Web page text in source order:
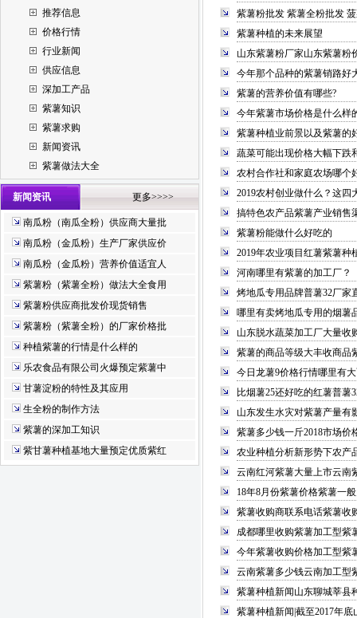
推荐信息
价格行情
行业新闻
供应信息
深加工产品
紫薯知识
紫薯求购
新闻资讯
紫薯做法大全
新闻资讯 更多>>>>
南瓜粉（南瓜全粉）供应商大量批
南瓜粉（金瓜粉）生产厂家供应价
南瓜粉（金瓜粉）营养价值适宜人
紫薯粉（紫薯全粉）做法大全食用
紫薯粉供应商批发价现货销售
紫薯粉（紫薯全粉）的厂家价格批
种植紫薯的行情是什么样的
乐农食品有限公司火爆预定紫薯中
甘薯淀粉的特性及其应用
生全粉的制作方法
紫薯的深加工知识
紫甘薯种植基地大量预定优质紫红
紫薯粉批发 紫薯全粉批发
紫薯种植的未来展望
山东紫薯粉厂家山东紫薯粉
今年那个品种的紫薯销路好
紫薯的营养价值有哪些?
今年紫薯市场价格是什么样
紫薯种植业前景以及紫薯的
蔬菜可能出现价格大幅下跌
农村合作社和家庭农场哪个
2019农村创业做什么？这四
搞特色农产品紫薯产业销售
紫薯粉能做什么好吃的
2019年农业项目红薯紫薯种
河南哪里有紫薯的加工厂？
烤地瓜专用品牌普薯32厂家
哪里有卖烤地瓜专用的烟薯
山东脱水蔬菜加工厂大量收
紫薯的商品等级大丰收商品
今日龙薯9价格行情哪里有
比烟薯25还好吃的红薯普薯
山东发生水灾对紫薯产量有
紫薯多少钱一斤2018市场价
农业种植分析新形势下农产
云南红河紫薯大量上市云南
18年8月份紫薯价格紫薯一
紫薯收购商联系电话紫薯收
成都哪里收购紫薯加工型紫
今年紫薯收购价格加工型紫
云南紫薯多少钱云南加工型
紫薯种植新闻山东聊城莘县
紫薯种植新闻|截至2017年